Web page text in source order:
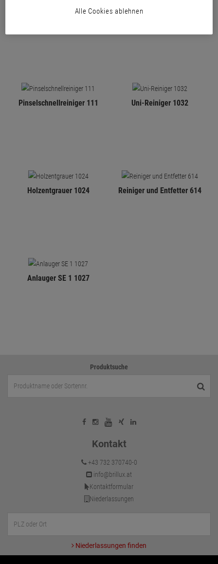
Top Abbeizer 155 Abbeiz-Gel 170
Pinselschnellreiniger 111 Uni-Reiniger 1032
Holzentgrauer 1024 Reiniger und Entfetter 614
Anlauger SE 1 1027
Produktsuche
Kontakt
+43 732 370740-0
info@brillux.at
Kontaktformular
Niederlassungen
Niederlassungen finden
Alle Cookies ablehnen